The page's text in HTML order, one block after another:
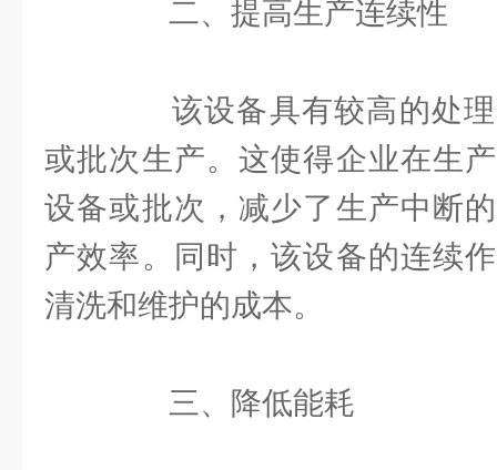
二、提高生产连续性
该设备具有较高的处理
或批次生产。这使得企业在生
设备或批次，减少了生产中断
产效率。同时，该设备的连续
清洗和维护的成本。
三、降低能耗